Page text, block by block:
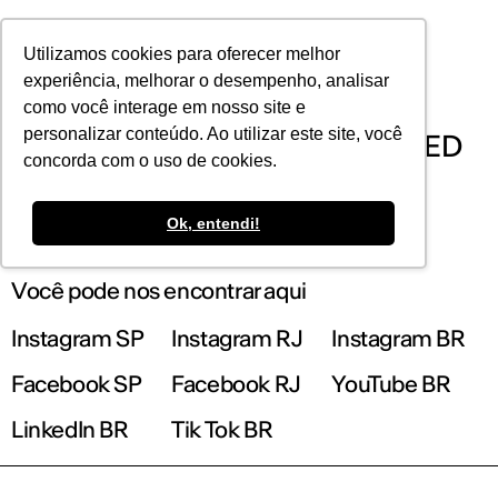
Utilizamos cookies para oferecer melhor
experiência, melhorar o desempenho, analisar
como você interage em nosso site e
personalizar conteúdo. Ao utilizar este site, você
concorda com o uso de cookies.
Ok, entendi!
POR
Cursos de Pós-Graduação no IED
Rio
Você pode nos encontrar aqui
Instagram SP
Instagram RJ
Instagram BR
Facebook SP
Facebook RJ
YouTube BR
LinkedIn BR
Tik Tok BR